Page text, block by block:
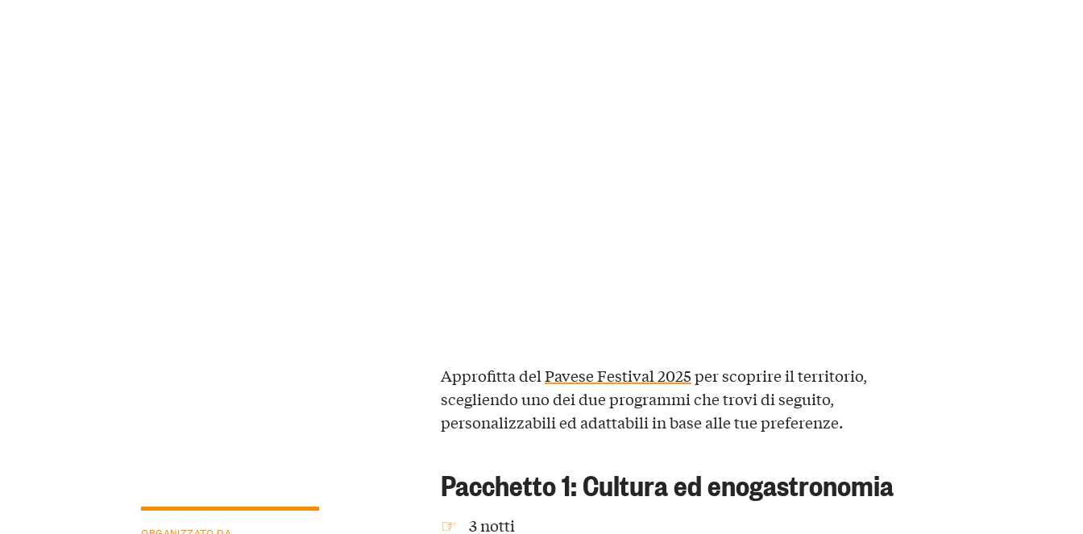
Approfitta delPavese Festival 2025per scoprire il territorio,
scegliendo uno dei due programmi che trovi di seguito,
personalizzabili ed adattabili in base alle tue preferenze.
Pacchetto 1: Cultura ed enogastronomia
3 notti